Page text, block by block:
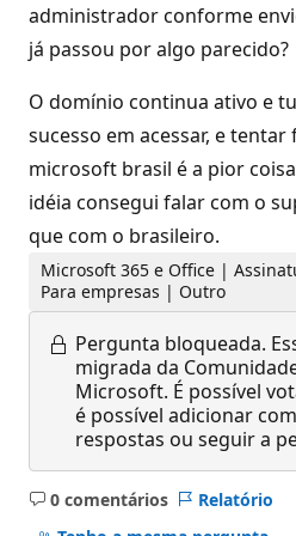
administrador conforme
já passou por algo parecido?
O domínio continua ativo e
sucesso em acessar, e
microsoft brasil é a pior
idéia consegui falar com o
que com o brasileiro.
Microsoft 365 e Office |
Para empresas | Outro
Pergunta bloqueada.
migrada da
Microsoft. É possível
é possível adicionar
respostas ou seguir a
0 comentários
Sem
Relatório